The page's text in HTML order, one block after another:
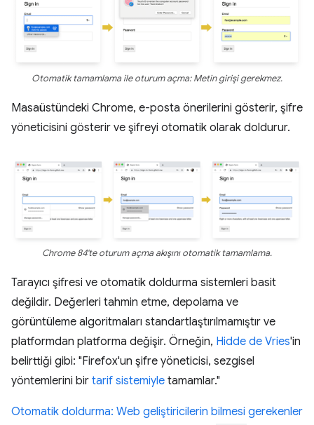
Otomatik tamamlama ile oturum açma: Metin girişi gerekmez.
Masaüstündeki Chrome, e-posta önerilerini gösterir, şifre
yöneticisini gösterir ve şifreyi otomatik olarak doldurur.
Chrome 84'te oturum açma akışını otomatik tamamlama.
Tarayıcı şifresi ve otomatik doldurma sistemleri basit
değildir. Değerleri tahmin etme, depolama ve
görüntüleme algoritmaları standartlaştırılmamıştır ve
platformdan platforma değişir. Örneğin, Hidde de Vries'in
belirttiği gibi: "Firefox'un şifre yöneticisi, sezgisel
yöntemlerini bir tarif sistemiyle tamamlar."
Otomatik doldurma: Web geliştiricilerin bilmesi gerekenler